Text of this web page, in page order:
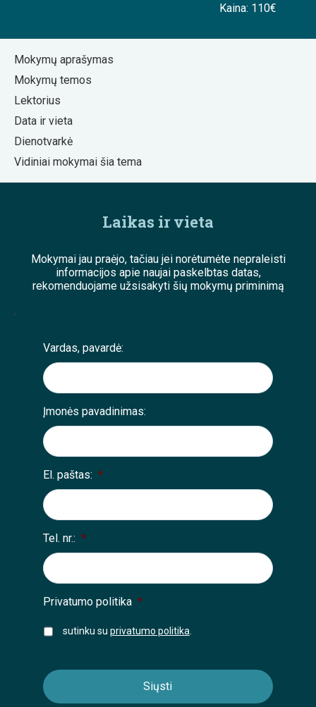
Kaina: 110€
Mokymų aprašymas
Mokymų temos
Lektorius
Data ir vieta
Dienotvarkė
Vidiniai mokymai šia tema
Laikas ir vieta
Mokymai jau praėjo, tačiau jei norėtumėte nepraleisti
informacijos apie naujai paskelbtas datas,
rekomenduojame užsisakyti šių mokymų priminimą
;
Vardas, pavardė:
Įmonės pavadinimas:
El. paštas: *
Tel. nr.: *
Privatumo politika *
sutinku su privatumo politika